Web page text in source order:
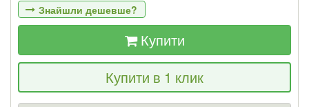
Знайшли дешевше?
Якщо Ви знайдете товар дешевше - ми
знизимо ціну і подаруємо % від різниці
Купити
Купити в 1 клик